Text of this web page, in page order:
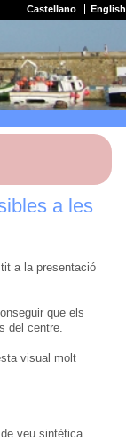
Castellano English
a les
a la presentació
que els
del centre.
visual molt
veu sintètica.